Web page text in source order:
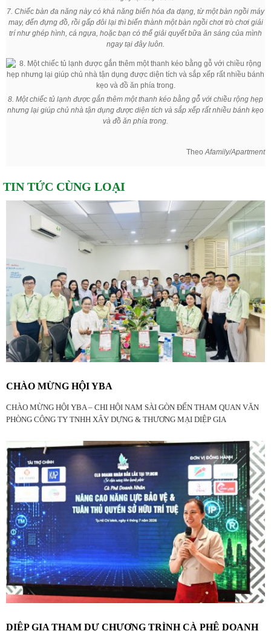
7. Chiếc bàn đa năng này có khả năng biến hóa đa dạng, từ một bàn ngồi máy
may, đến đựng đồ, rồi gấp đôi lại thì biến thành một bàn ngồi chơi trò chơi giải
trí như ghép hình, cá ngựa, hoặc bạn có thể giải quyết bữa ăn sáng của mình
ngay tại đây luôn.
8. Một chiếc tủ lạnh được gắn thêm một thanh kéo bằng gỗ với chiều rộng hẹp
nhưng lại giúp chủ nhà tận dụng được diện tích và sắp xếp rất nhiều bánh kẹo
và đồ ăn phía trong.
TheoAfamily/Apartment
TIN TỨC CÙNG LOẠI
CHÀO MỪNG HỘI YBA
CHÀO MỪNG HỘI YBA – CHI HỘI NAM SÀI GÒN ĐẾN THAM QUAN VĂN
PHÒNG CÔNG TY TNHH XÂY DỰNG & THƯƠNG MẠI DIỆP GIA
DIỆP GIA THAM DỰ CHƯƠNG TRÌNH CÀ PHÊ DOANH